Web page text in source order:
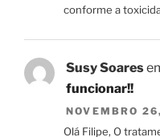
conforme a
Susy Soares
funcionar!!
NOVEMBRO
Olá Filipe, O